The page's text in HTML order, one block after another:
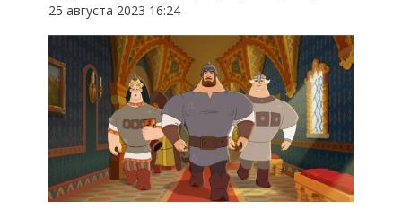
25 августа 2023 16:24